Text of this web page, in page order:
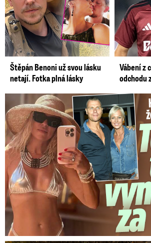
Štěpán Benoni už svou lásku
netají. Fotka plná lásky
Vábení z
odchodu
Tohle tělo nahradilo Belo: Nová partnerka